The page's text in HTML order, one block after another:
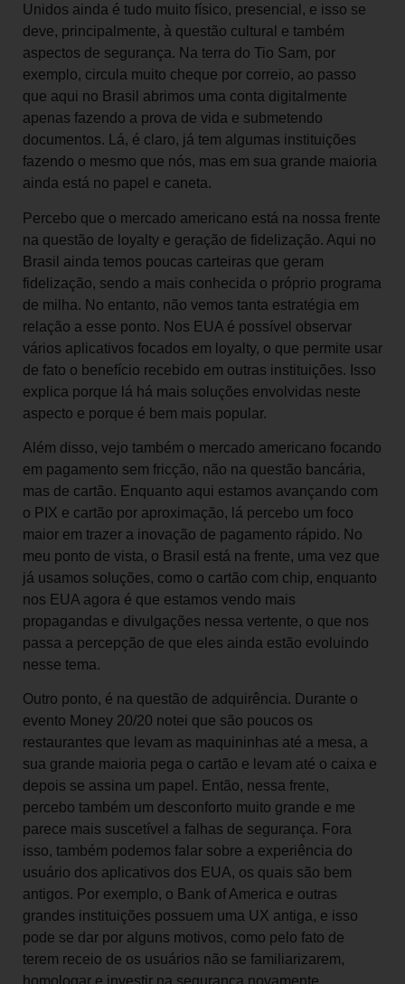
Unidos ainda é tudo muito físico, presencial, e isso se
deve, principalmente, à questão cultural e também
aspectos de segurança. Na terra do Tio Sam, por
exemplo, circula muito cheque por correio, ao passo
que aqui no Brasil abrimos uma conta digitalmente
apenas fazendo a prova de vida e submetendo
documentos. Lá, é claro, já tem algumas instituições
fazendo o mesmo que nós, mas em sua grande maioria
ainda está no papel e caneta.
Percebo que o mercado americano está na nossa frente
na questão de loyalty e geração de fidelização. Aqui no
Brasil ainda temos poucas carteiras que geram
fidelização, sendo a mais conhecida o próprio programa
de milha. No entanto, não vemos tanta estratégia em
relação a esse ponto. Nos EUA é possível observar
vários aplicativos focados em loyalty, o que permite usar
de fato o benefício recebido em outras instituições. Isso
explica porque lá há mais soluções envolvidas neste
aspecto e porque é bem mais popular.
Além disso, vejo também o mercado americano focando
em pagamento sem fricção, não na questão bancária,
mas de cartão. Enquanto aqui estamos avançando com
o PIX e cartão por aproximação, lá percebo um foco
maior em trazer a inovação de pagamento rápido. No
meu ponto de vista, o Brasil está na frente, uma vez que
já usamos soluções, como o cartão com chip, enquanto
nos EUA agora é que estamos vendo mais
propagandas e divulgações nessa vertente, o que nos
passa a percepção de que eles ainda estão evoluindo
nesse tema.
Outro ponto, é na questão de adquirência. Durante o
evento Money 20/20 notei que são poucos os
restaurantes que levam as maquininhas até a mesa, a
sua grande maioria pega o cartão e levam até o caixa e
depois se assina um papel. Então, nessa frente,
percebo também um desconforto muito grande e me
parece mais suscetível a falhas de segurança. Fora
isso, também podemos falar sobre a experiência do
usuário dos aplicativos dos EUA, os quais são bem
antigos. Por exemplo, o Bank of America e outras
grandes instituições possuem uma UX antiga, e isso
pode se dar por alguns motivos, como pelo fato de
terem receio de os usuários não se familiarizarem,